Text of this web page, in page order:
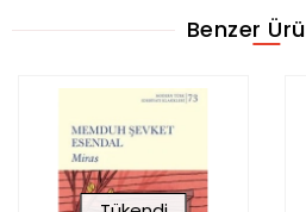
Benzer